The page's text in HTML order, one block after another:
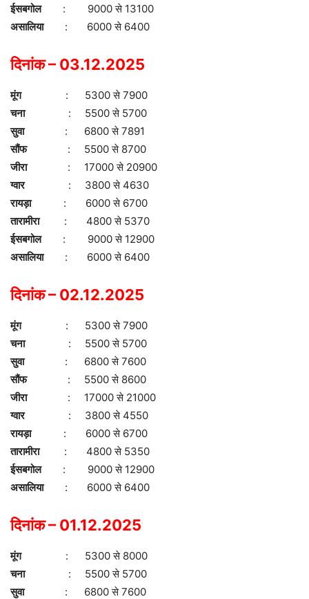
ईसबगोल
: 9000 से 13100
असालिया : 6000 से 6400
दिनांक – 03.12.2025
मूंग: 5300 से 7900
चना : 5500 से 5700
सुवा : 6800 से 7891
सौंफ
: 5500 से 8700
जीरा : 17000 से 20900
ग्वार
: 3800 से 4630
रायड़ा : 6000 से 6700
तारामीरा: 4800 से 5370
ईसबगोल
: 9000 से 12900
असालिया : 6000 से 6400
दिनांक – 02.12.2025
मूंग: 5300 से 7900
चना : 5500 से 5700
सुवा : 6800 से 7600
सौंफ
: 5500 से 8600
जीरा : 17000 से 21000
ग्वार
: 3800 से 4550
रायड़ा : 6000 से 6700
तारामीरा: 4800 से 5350
ईसबगोल
: 9000 से 12900
असालिया : 6000 से 6400
दिनांक – 01.12.2025
मूंग: 5300 से 8000
चना : 5500 से 5700
सुवा : 6800 से 7600